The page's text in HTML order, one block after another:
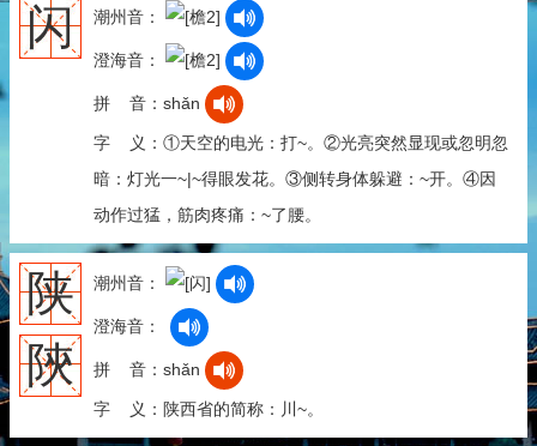
闪 潮州音：
澄海音：
拼 音：shǎn
字 义：①天空的电光：打~。②光亮突然显现或忽明忽
暗：灯光一~|~得眼发花。③侧转身体躲避：~开。④因
动作过猛，筋肉疼痛：~了腰。
陕
陝
潮州音：
澄海音：
拼 音：shǎn
字 义：陕西省的简称：川~。